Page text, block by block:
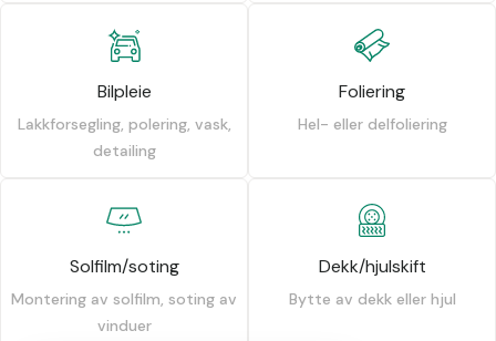
Bilpleie
Lakkforsegling, polering, vask,
detailing
Foliering
Hel- eller delfoliering
Solfilm/soting
Montering av solfilm, soting av
vinduer
Dekk/hjulskift
Bytte av dekk eller hjul